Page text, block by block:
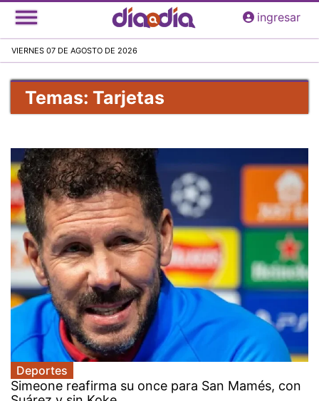
Pasar
al
principal
ingresar
VIERNES 07 DE AGOSTO DE 2026
Temas: Tarjetas
Deportes
Simeone reafirma su once para San Mamés, con